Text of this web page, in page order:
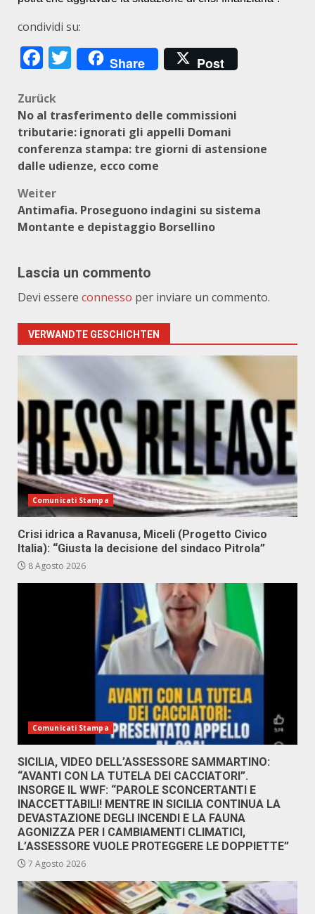
condividi su:
Facebook
Twitter
Share Post
Beitragsnavigation
Zurück
No al trasferimento delle commissioni
tributarie: ignorati gli appelli Domani
conferenza stampa: tre giorni di astensione
dalle udienze, ecco come
Weiter
Antimafia. Proseguono indagini su sistema
Montante e depistaggio Borsellino
Lascia un commento
Devi essere connesso per inviare un commento.
VERWANDTE GESCHICHTEN
Comunicati Stampa
Crisi idrica a Ravanusa, Miceli (Progetto Civico
Italia): “Giusta la decisione del sindaco Pitrola”
8 Agosto 2026
Comunicati Stampa
SICILIA, VIDEO DELL’ASSESSORE SAMMARTINO:
“AVANTI CON LA TUTELA DEI CACCIATORI”.
INSORGE IL WWF: “PAROLE SCONCERTANTI E
INACCETTABILI! MENTRE IN SICILIA CONTINUA LA
DEVASTAZIONE DEGLI INCENDI E LA FAUNA
AGONIZZA PER I CAMBIAMENTI CLIMATICI,
L’ASSESSORE VUOLE PROTEGGERE LE DOPPIETTE”
7 Agosto 2026